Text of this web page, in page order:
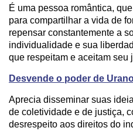
É uma pessoa romântica,
para compartilhar a vida de
repensar constantemente a
individualidade e sua
que respeitam e aceitam seu
Desvende o poder de
Aprecia disseminar suas
de coletividade e de justiça,
desrespeito aos direitos do